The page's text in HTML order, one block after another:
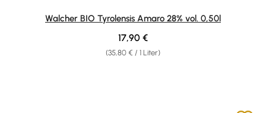
Walcher BIO Tyrolensis Amaro 28% vol. 0,50l
(35,80 € / 1 Liter)
Regulärer Preis:
17,90 €